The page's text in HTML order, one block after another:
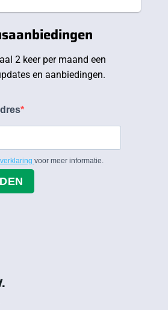
2 keer per maand een
en aanbiedingen.
voor meer informatie.